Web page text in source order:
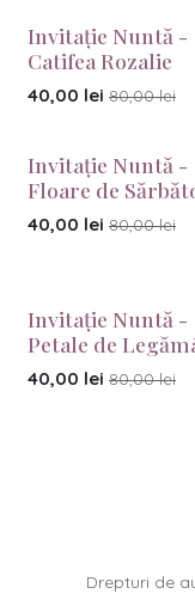
Invitație Nuntă -
Catifea Rozalie
40,00 lei 80,00lei
Invitație Nuntă -
Floare de
40,00 lei 80,00lei
Invitație Nuntă -
Petale de
40,00 lei 80,00lei
Drepturi de